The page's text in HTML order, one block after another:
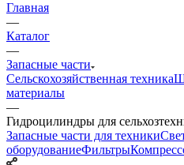
Главная
—
Каталог
—
Запасные части
Сельскохозяйственная техника
материалы
—
Гидроцилиндры для
Запасные части для техники
оборудованиеФильтры